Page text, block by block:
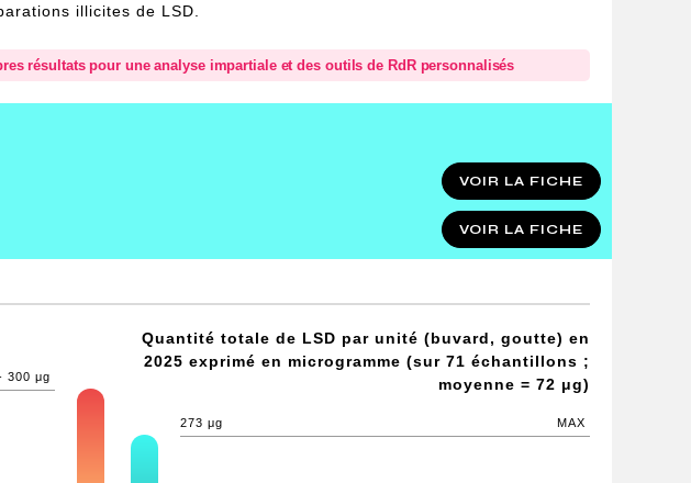
illicites de LSD.
résultats pour une analyse impartiale et des outils de RdR personnalisés
VOIR LA FICHE
VOIR LA FICHE
300 μg
Quantité totale de LSD par unité (buvard, goutte) en
2025 exprimé en microgramme (sur 71 échantillons ;
moyenne = 72 μg)
MAX
273 μg